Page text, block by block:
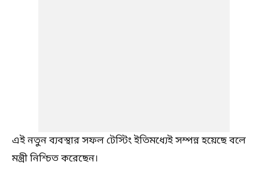
এই নতুন ব্যবস্থার সফল টেস্টিং ইতিমধ্যেই সম্পন্ন হয়েছে বলে
মন্ত্রী নিশ্চিত করেছেন।